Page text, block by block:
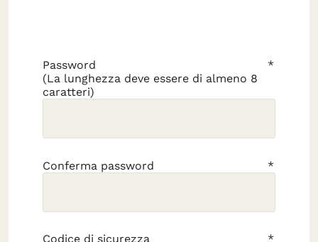
Password
(La lunghezza deve essere di almeno 8
caratteri)
Conferma password
Codice di sicurezza